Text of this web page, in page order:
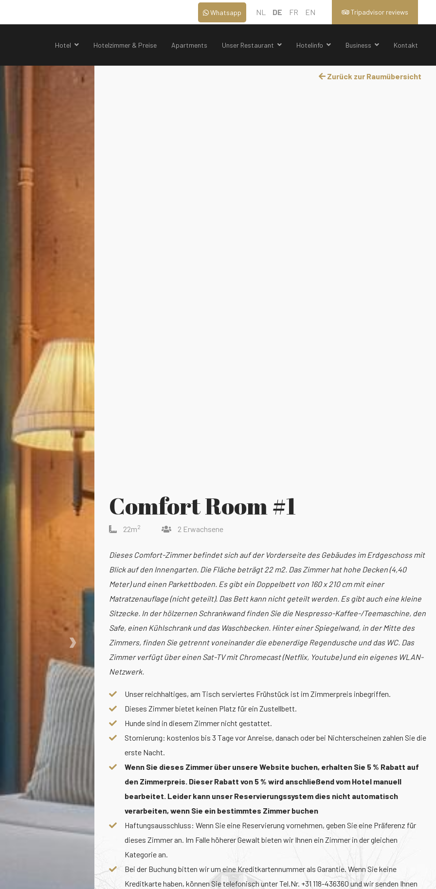
Tripadvisor reviews
NL DE FR EN
Whatsapp
Hotel Hotelzimmer & Preise Apartments Unser Restaurant Hotelinfo Business Kontakt
Zurück zur Raumübersicht
›
Comfort Room #1
22m2 2 Erwachsene
Dieses Comfort-Zimmer befindet sich auf der Vorderseite des Gebäudes im Erdgeschoss mit
Blick auf den Innengarten. Die Fläche beträgt 22 m2. Das Zimmer hat hohe Decken (4,40
Meter) und einen Parkettboden. Es gibt ein Doppelbett von 160 x 210 cm mit einer
Matratzenauflage (nicht geteilt). Das Bett kann nicht geteilt werden. Es gibt auch eine kleine
Sitzecke. In der hölzernen Schrankwand finden Sie die Nespresso-Kaffee-/Teemaschine, den
Safe, einen Kühlschrank und das Waschbecken. Hinter einer Spiegelwand, in der Mitte des
Zimmers, finden Sie getrennt voneinander die ebenerdige Regendusche und das WC. Das
Zimmer verfügt über einen Sat-TV mit Chromecast (Netflix, Youtube) und ein eigenes WLAN-
Netzwerk.
Unser reichhaltiges, am Tisch serviertes Frühstück ist im Zimmerpreis inbegriffen.
Dieses Zimmer bietet keinen Platz für ein Zustellbett.
Hunde sind in diesem Zimmer nicht gestattet.
Stornierung: kostenlos bis 3 Tage vor Anreise, danach oder bei Nichterscheinen zahlen Sie die
erste Nacht.
Wenn Sie dieses Zimmer über unsere Website buchen, erhalten Sie 5 % Rabatt auf
den Zimmerpreis. Dieser Rabatt von 5 % wird anschließend vom Hotel manuell
bearbeitet. Leider kann unser Reservierungssystem dies nicht automatisch
verarbeiten, wenn Sie ein bestimmtes Zimmer buchen
Haftungsausschluss: Wenn Sie eine Reservierung vornehmen, geben Sie eine Präferenz für
dieses Zimmer an. Im Falle höherer Gewalt bieten wir Ihnen ein Zimmer in der gleichen
Kategorie an.
Bei der Buchung bitten wir um eine Kreditkartennummer als Garantie. Wenn Sie keine
Kreditkarte haben, können Sie telefonisch unter Tel.Nr. +31 118-436360 und wir senden Ihnen